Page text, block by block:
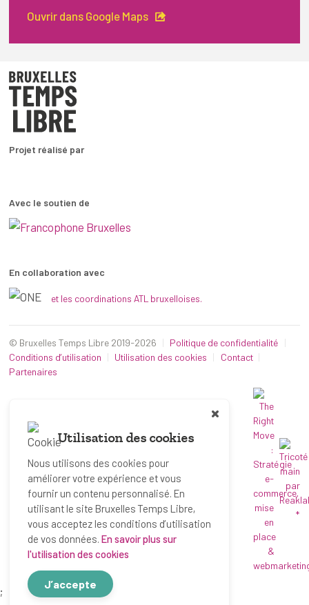
Ouvrir dans Google Maps
Projet réalisé par
Avec le soutien de
En collaboration avec
et les coordinations ATL bruxelloises.
© Bruxelles Temps Libre 2019-2026
Politique de confidentialité
Conditions d’utilisation
Utilisation des cookies
Contact
Partenaires
*
Utilisation des cookies
Nous utilisons des cookies pour
améliorer votre expérience et vous
fournir un contenu personnalisé. En
utilisant le site Bruxelles Temps Libre,
vous acceptez les conditions d’utilisation
de vos données. En savoir plus sur
l'utilisation des cookies
J’accepte
;